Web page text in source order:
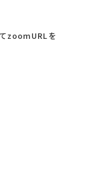
zoomURLを